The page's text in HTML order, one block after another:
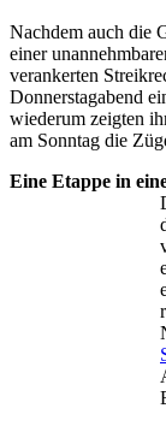
Nachdem auch die
einer
verankerten
Donnerstagabend
wiederum zeigten
am Sonntag die
Eine Etappe in